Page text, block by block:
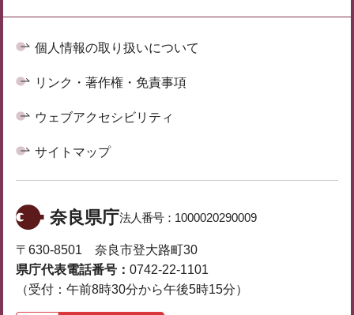
個人情報の取り扱いについて
リンク・著作権・免責事項
ウェブアクセシビリティ
サイトマップ
奈良県庁法人番号： 1000020290009
〒630-8501 奈良市登大路町30
県庁代表電話番号： 0742-22-1101
（受付：午前8時30分から午後5時15分）